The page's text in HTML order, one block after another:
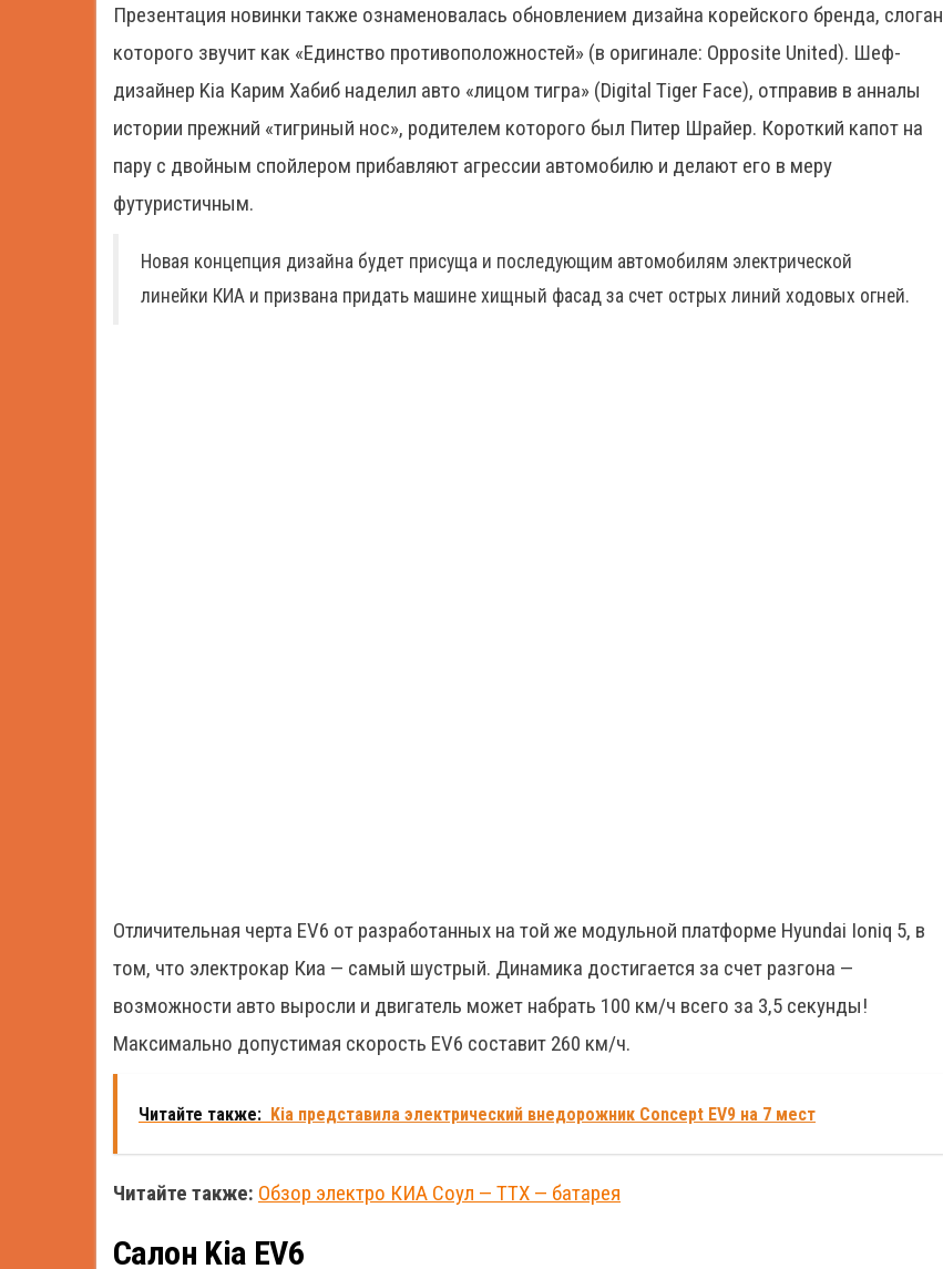
Презентация новинки также ознаменовалась обновлением дизайна корейского бренда, слоган
которого звучит как «Единство противоположностей» (в оригинале: Opposite United). Шеф-
дизайнер Kia Карим Хабиб наделил авто «лицом тигра» (Digital Tiger Face), отправив в анналы
истории прежний «тигриный нос», родителем которого был Питер Шрайер. Короткий капот на
пару с двойным спойлером прибавляют агрессии автомобилю и делают его в меру
футуристичным.
Новая концепция дизайна будет присуща и последующим автомобилям электрической
линейки КИА и призвана придать машине хищный фасад за счет острых линий ходовых огней.
Отличительная черта EV6 от разработанных на той же модульной платформе Hyundai Ioniq 5, в
том, что электрокар Киа — самый шустрый. Динамика достигается за счет разгона —
возможности авто выросли и двигатель может набрать 100 км/ч всего за 3,5 секунды!
Максимально допустимая скорость EV6 составит 260 км/ч.
Читайте также: Kia представила электрический внедорожник Concept EV9 на 7 мест
Читайте также: Обзор электро КИА Соул — ТТХ — батарея
Салон Kia EV6